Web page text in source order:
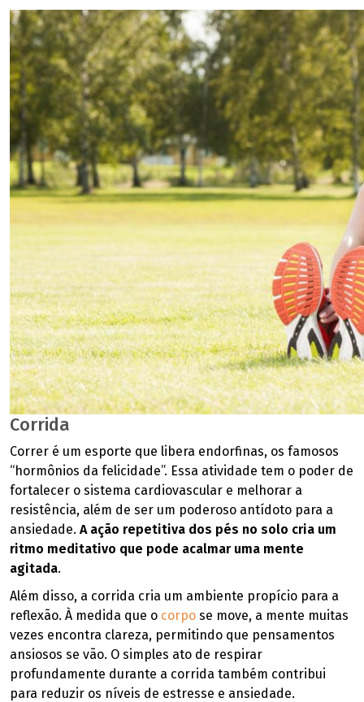
Corrida
Correr é um esporte que libera endorfinas, os famosos
“hormônios da felicidade”. Essa atividade tem o poder de
fortalecer o sistema cardiovascular e melhorar a
resistência, além de ser um poderoso antídoto para a
ansiedade. A ação repetitiva dos pés no solo cria um
ritmo meditativo que pode acalmar uma mente
agitada.
Além disso, a corrida cria um ambiente propício para a
reflexão. À medida que o corpo se move, a mente muitas
vezes encontra clareza, permitindo que pensamentos
ansiosos se vão. O simples ato de respirar
profundamente durante a corrida também contribui
para reduzir os níveis de estresse e ansiedade.